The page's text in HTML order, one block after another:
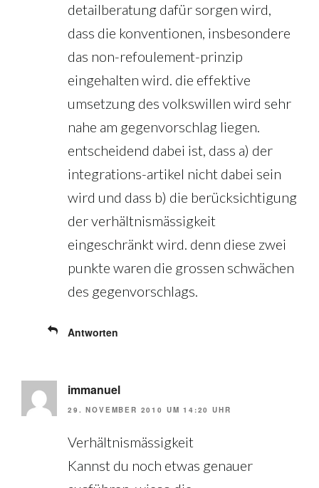
detailberatung dafür sorgen wird,
dass die konventionen, insbesondere
das non-refoulement-prinzip
eingehalten wird. die effektive
umsetzung des volkswillen wird sehr
nahe am gegenvorschlag liegen.
entscheidend dabei ist, dass a) der
integrations-artikel nicht dabei sein
wird und dass b) die berücksichtigung
der verhältnismässigkeit
eingeschränkt wird. denn diese zwei
punkte waren die grossen schwächen
des gegenvorschlags.
Antworten
immanuel
29. NOVEMBER 2010 UM 14:20 UHR
Verhältnismässigkeit
Kannst du noch etwas genauer